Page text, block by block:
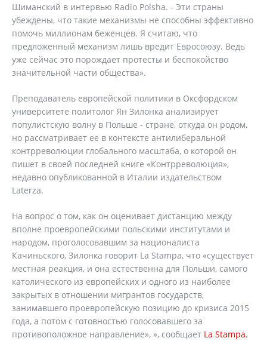
Шиманский в интервью Radio Polsha. - Эти страны
убеждены, что такие механизмы не способны эффективно
помочь миллионам беженцев. Я считаю, что
предложенный механизм лишь вредит Евросоюзу. Ведь
уже сейчас это порождает протесты и беспокойство
значительной части общества».
Преподаватель европейской политики в Оксфордском
университете политолог Ян Зилонка анализирует
популистскую волну в Польше - стране, откуда он родом,
но рассматривает ее в контексте антилиберальной
контрреволюции глобального масштаба, о которой он
пишет в своей последней книге «Контрреволюция»,
недавно опубликованной в Италии издательством
Laterza.
На вопрос о том, как он оценивает дистанцию между
вполне проевропейскими польскими институтами и
народом, проголосовавшим за националиста
Качиньского, Зилонка говорит La Stampa, что «существует
местная реакция, и она естественна для Польши, самого
католического из европейских и одного из наиболее
закрытых в отношении мигрантов государств,
занимавшего проевропейскую позицию до кризиса 2015
года, а потом с готовностью голосовавшего за
противоположное направление», », сообщает La Stampa,